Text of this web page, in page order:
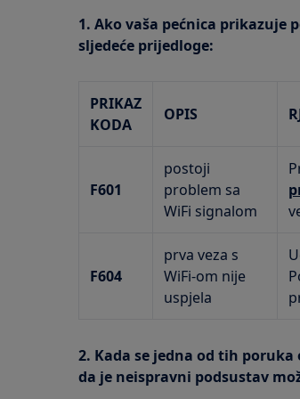
1. Ako vaša pećnica prikazuje
sljedeće prijedloge:
PRIKAZ
KODA
OPIS
F601
postoji
problem sa
WiFi signalom
F604
prva veza s
WiFi-om nije
uspjela
2. Kada se jedna od tih
da je neispravni podsustav